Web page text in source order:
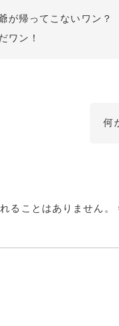
が帰ってこないワン？
ワン！
何
ることはありません。